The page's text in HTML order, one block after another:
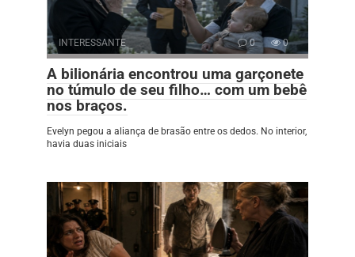
INTERESSANTE 0 0
A bilionária encontrou uma garçonete
no túmulo de seu filho… com um bebê
nos braços.
Evelyn pegou a aliança de brasão entre os dedos. No interior,
havia duas iniciais